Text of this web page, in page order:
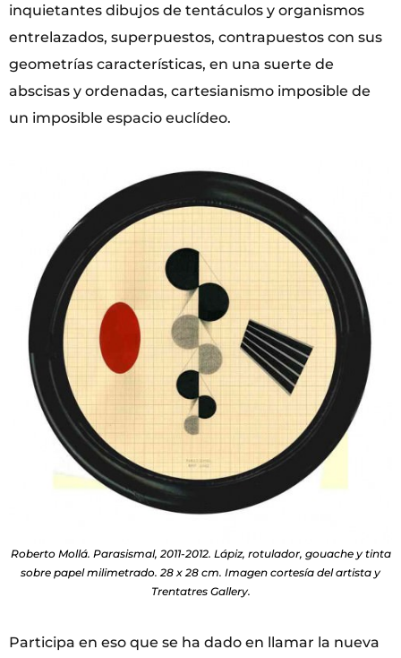
inquietantes dibujos de tentáculos y organismos
entrelazados, superpuestos, contrapuestos con sus
geometrías características, en una suerte de
abscisas y ordenadas, cartesianismo imposible de
un imposible espacio euclídeo.
Roberto Mollá. Parasismal, 2011-2012. Lápiz, rotulador, gouache y tinta
sobre papel milimetrado. 28 x 28 cm. Imagen cortesía del artista y
Trentatres Gallery.
Participa en eso que se ha dado en llamar la nueva